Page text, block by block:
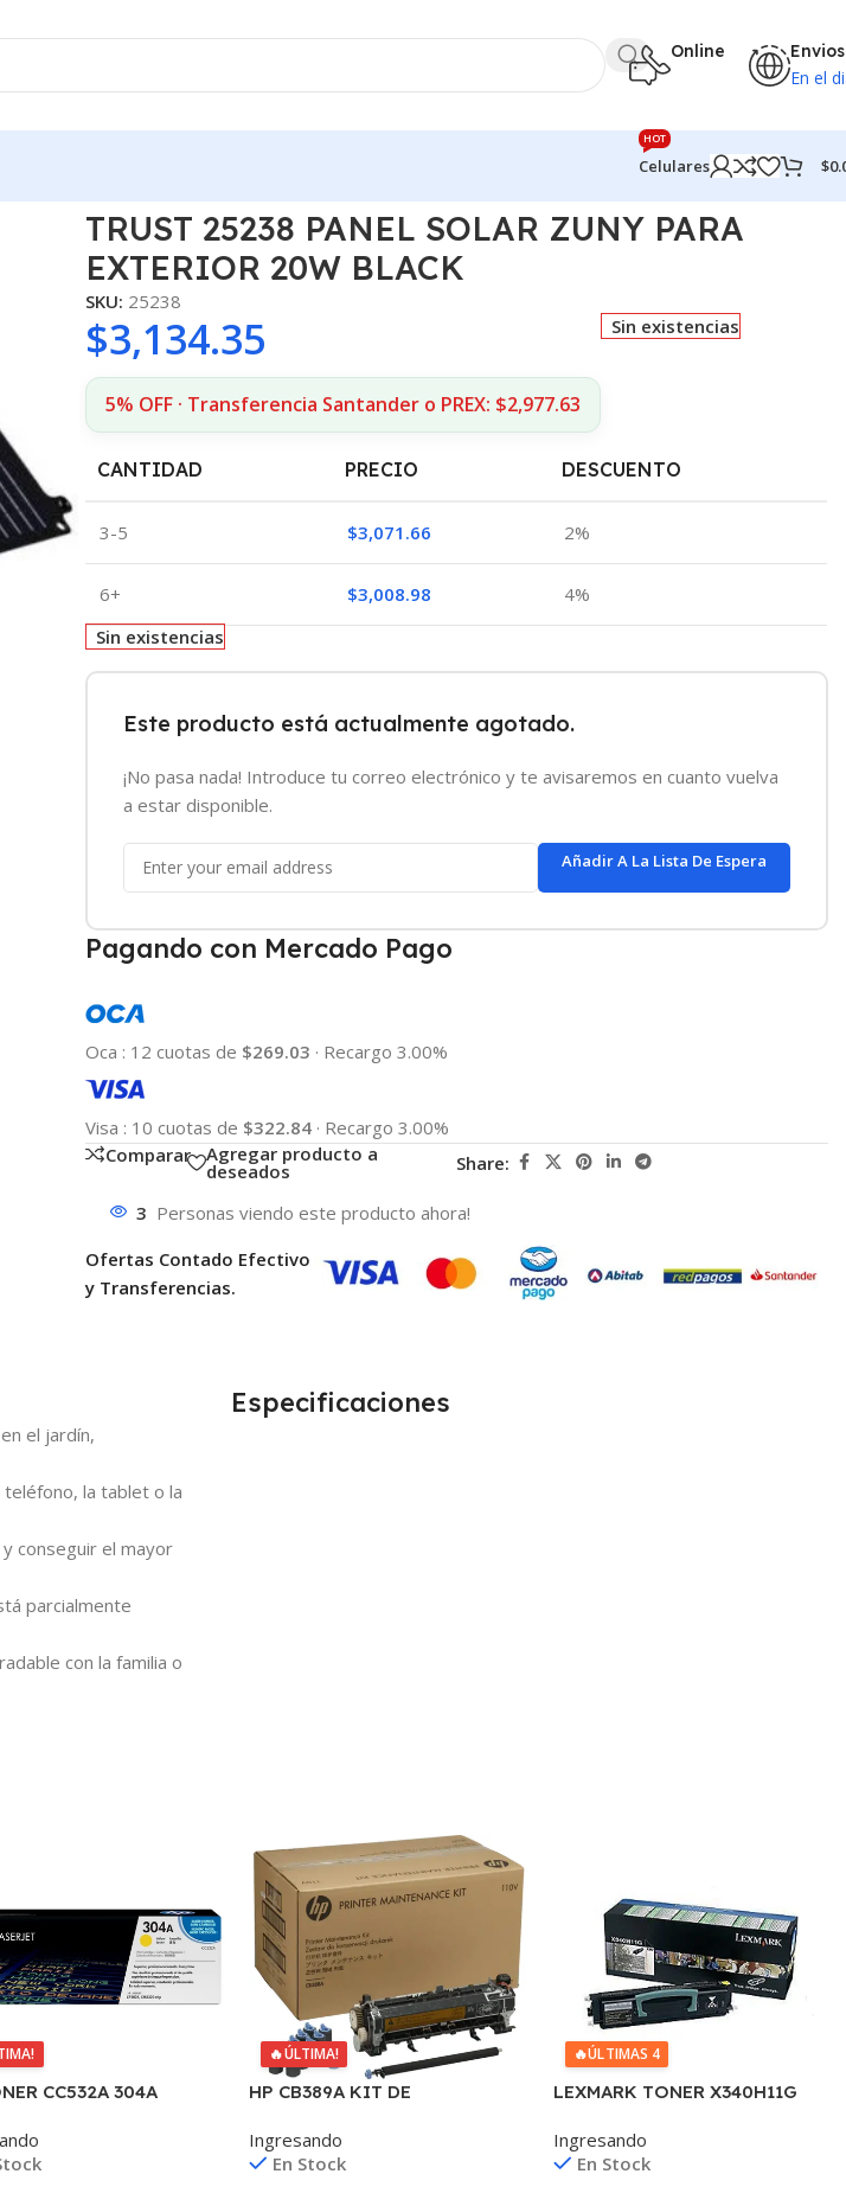
Online Envios
En el
Celulares
HOT
$
TRUST 25238 PANEL SOLAR ZUNY PARA
EXTERIOR 20W BLACK
SKU: 25238
$3,134.35
5% OFF · Transferencia Santander o PREX: $2,977.63
Sin existencias
CANTIDAD PRECIO DESCUENTO
3-5 $3,071.66 2%
6+ $3,008.98
4%
Sin existencias
Este producto está actualmente agotado.
¡No pasa nada! Introduce tu correo electrónico y te avisaremos en cuanto vuelva
a estar disponible.
Añadir A La Lista De Espera
Pagando con Mercado Pago
Oca : 12 cuotas de $269.03 · Recargo 3.00%
Visa : 10 cuotas de $322.84 · Recargo 3.00%
Comparar
Agregar producto a
deseados Share:
3 Personas viendo este producto ahora!
Ofertas Contado Efectivo
y Transferencias.
el jardín,
la tablet o la
conseguir el mayor
parcialmente
con la familia o
Especificaciones
CC532A 304A
2030/2320 2.800
🔥ÚLTIMA!
HP CB389A KIT DE
P4014/4015/4515 225.000 CPS
Ingresando
En Stock
🔥ÚLTIMAS 4
LEXMARK TONER X340H11G
Ingresando
En Stock